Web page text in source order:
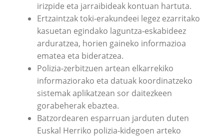
irizpide eta jarraibideak kontuan hartuta.
Ertzaintzak toki‐erakundeei legez ezarritako
kasuetan egindako laguntza‐eskabideez
arduratzea, horien gaineko informazioa
ematea eta bideratzea.
Polizia‐zerbitzuen artean elkarrekiko
informaziorako eta datuak koordinatzeko
sistemak aplikatzean sor daitezkeen
gorabeherak ebaztea.
Batzordearen esparruan jarduten duten
Euskal Herriko polizia‐kidegoen arteko